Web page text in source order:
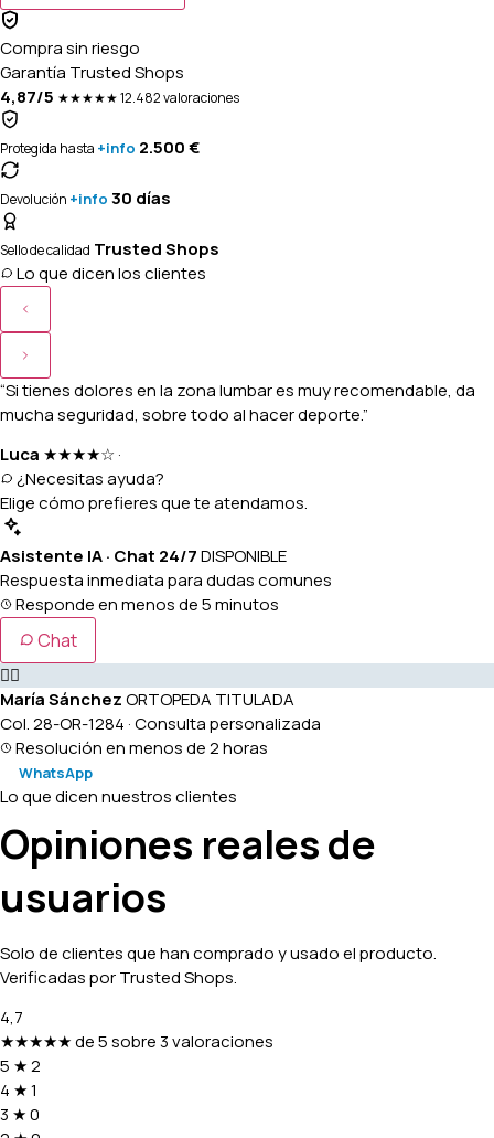
Compra sin riesgo
Garantía Trusted Shops
4,87/5 ★★★★★12.482 valoraciones
Protegida hasta +info 2.500 €
Devolución +info 30 días
Sello de calidad Trusted Shops
Lo que dicen los clientes
“Si tienes dolores en la zona lumbar es muy recomendable, da
mucha seguridad, sobre todo al hacer deporte.”
Luca ★★★★☆ ·
¿Necesitas ayuda?
Elige cómo prefieres que te atendamos.
Asistente IA · Chat 24/7DISPONIBLE
Respuesta inmediata para dudas comunes
Responde en menos de 5 minutos
Chat
👩‍⚕️
María SánchezORTOPEDA TITULADA
Col. 28-OR-1284 · Consulta personalizada
Resolución en menos de 2 horas
WhatsApp
Lo que dicen nuestros clientes
Opiniones reales de
usuarios
Solo de clientes que han comprado y usado el producto.
Verificadas por Trusted Shops.
4,7
★★★★★de 5 sobre 3 valoraciones
5 ★2
4 ★1
3 ★0